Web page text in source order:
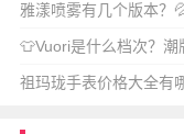
雅漾喷雾有几个版本？
👕Vuori是什么档次？潮
祖玛珑手表价格大全有